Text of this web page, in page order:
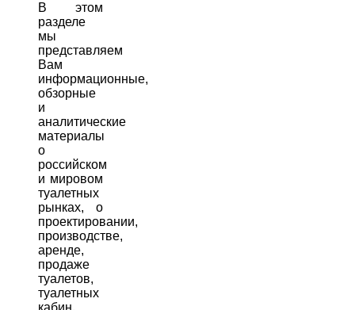
В этом
разделе
мы
представляем
Вам
информационные,
обзорные
и
аналитические
материалы
о
российском
и мировом
туалетных
рынках, о
проектировании,
производстве,
аренде,
продаже
туалетов,
туалетных
кабин,